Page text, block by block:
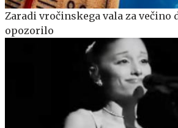
Zaradi vročinskega vala za večino
opozorilo